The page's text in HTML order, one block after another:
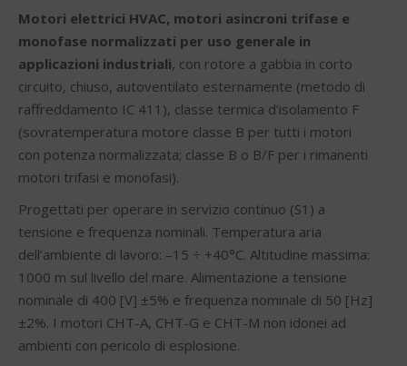
Motori elettrici HVAC, motori asincroni trifase e
monofase normalizzati per uso generale in
applicazioni industriali, con rotore a gabbia in corto
circuito, chiuso, autoventilato esternamente (metodo di
raffreddamento IC 411), classe termica d’isolamento F
(sovratemperatura motore classe B per tutti i motori
con potenza normalizzata; classe B o B/F per i rimanenti
motori trifasi e monofasi).
Progettati per operare in servizio continuo (S1) a
tensione e frequenza nominali. Temperatura aria
dell’ambiente di lavoro: –15 ÷ +40°C. Altitudine massima:
1000 m sul livello del mare. Alimentazione a tensione
nominale di 400 [V] ±5% e frequenza nominale di 50 [Hz]
±2%. I motori CHT-A, CHT-G e CHT-M non idonei ad
ambienti con pericolo di esplosione.